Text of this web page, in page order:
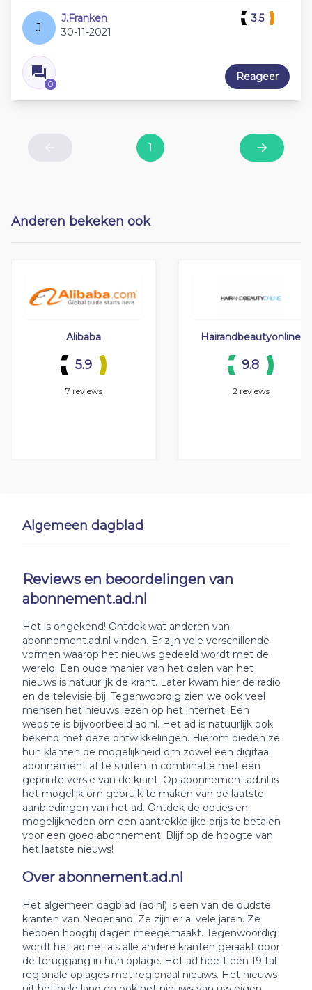
Algemeen dagblad
Reviews en beoordelingen van
abonnement.ad.nl
Het is ongekend! Ontdek wat anderen van
abonnement.ad.nl vinden. Er zijn vele verschillende
vormen waarop het nieuws gedeeld wordt met de
wereld. Een oude manier van het delen van het
nieuws is natuurlijk de krant. Later kwam hier de radio
en de televisie bij. Tegenwoordig zien we ook veel
mensen het nieuws lezen op het internet. Een
website is bijvoorbeeld ad.nl. Het ad is natuurlijk ook
bekend met deze ontwikkelingen. Hierom bieden ze
hun klanten de mogelijkheid om zowel een digitaal
abonnement af te sluiten in combinatie met een
geprinte versie van de krant. Op abonnement.ad.nl is
het mogelijk om gebruik te maken van de laatste
aanbiedingen van het ad. Ontdek de opties en
mogelijkheden om een aantrekkelijke prijs te betalen
voor een goed abonnement. Blijf op de hoogte van
het laatste nieuws!
Over abonnement.ad.nl
Het algemeen dagblad (ad.nl) is een van de oudste
kranten van Nederland. Ze zijn er al vele jaren. Ze
hebben hoogtij dagen meegemaakt. Tegenwoordig
wordt het ad net als alle andere kranten geraakt door
de teruggang in hun oplage. Het ad heeft een 19 tal
regionale oplages met regionaal nieuws. Het nieuws
J
J.Franken
30-11-2021
0
3.5
Reageer
1 Next
Anderen bekeken ook
Alibaba
5.9
7 reviews
Hairandbeautyonline
9.8
2 reviews